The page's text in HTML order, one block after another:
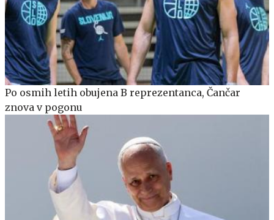
Po osmih letih obujena B reprezentanca, Čančar
znova v pogonu